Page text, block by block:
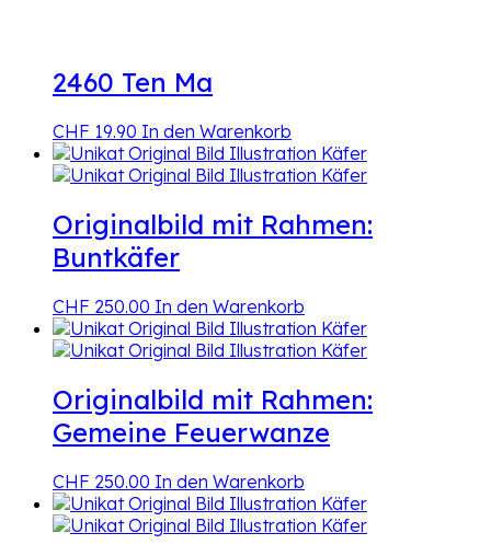
2460 Ten Ma
CHF 19.90 In den Warenkorb
Originalbild mit Rahmen:
Buntkäfer
CHF 250.00 In den Warenkorb
Originalbild mit Rahmen:
Gemeine Feuerwanze
CHF 250.00 In den Warenkorb